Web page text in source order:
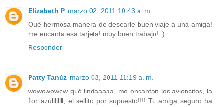
Elizabeth P marzo 02, 2011 10:43 a. m.
Qué hermosa manera de desearle buen viaje a una amiga!
me encanta esa tarjeta! muy buen trabajo! :)
Responder
Patty Tanúz marzo 03, 2011 11:19 a. m.
wowowowow qué lindaaaaa, me encantan los avioncitos, la
flor azullllllll, el sellito por supuesto!!!! Tu amiga seguro ha